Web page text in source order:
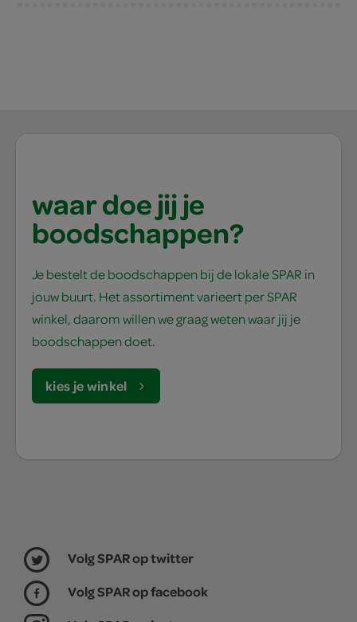
waar doe jij je
boodschappen?
Je bestelt de boodschappen bij de lokale SPAR in
jouw buurt. Het assortiment varieert per SPAR
winkel, daarom willen we graag weten waar jij je
boodschappen doet.
kies je winkel
Volg SPAR op twitter
Volg SPAR op facebook